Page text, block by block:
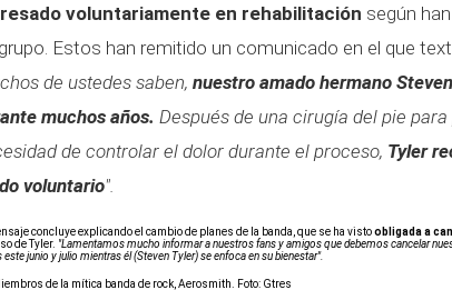
voluntariamente en rehabilitación según
Estos han remitido un comunicado en el que
de ustedes saben, nuestro amado hermano
muchos años. Después de una cirugía del pie
de controlar el dolor durante el proceso, Tyler
voluntario".
concluye explicando el cambio de planes de la banda, que se ha vistoobligada a
de Tyler. "Lamentamos mucho informar a nuestros fans y amigos que debemos cancelar
este junio y julio mientras él (Steven Tyler) se enfoca en su bienestar".